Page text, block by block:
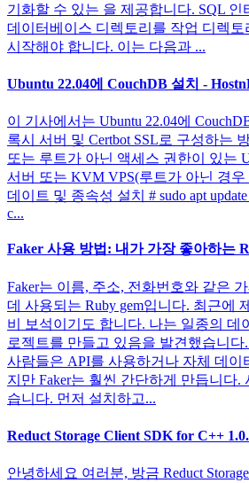
기화할 수 있는 을 제공합니다. SQL 인
데이터베이스 디렉토리를 작업 디렉
시작해야 합니다. 이는 다음과 ...
Ubuntu 22.04에 CouchDB 설치 -
이 기사에서는 Ubuntu 22.04에
록시 서버 및 Certbot SSL로 구성하는
또는 루트가 아닌 액세스 권한이 있는
서버 또는 KVM VPS(루트가 아닌 경우
데이트 및 종속성 설치 # sudo apt
c...
Faker 사용 방법: 내가 가장 좋아하는
Faker는 이름, 주소, 전화번호와 같은
데 사용되는 Ruby gem입니다. 최근에
비 보석이기도 합니다. 나는 일종의 데
로젝트를 만들고 있음을 발견했습니다
사람들은 API를 사용하거나 자체 데이
지만 Faker는 훨씬 간단하게 만듭니다.
습니다. 먼저 설치하고...
Reduct Storage Client SDK for C++
안녕하세요 여러분, 방금 Reduct